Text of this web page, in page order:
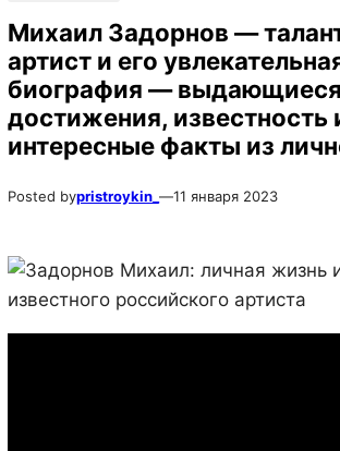
Михаил Задорнов —
артист и его
биография — выдающиеся
достижения, известность
интересные факты из
Posted bypristroykin_ —11 января 2023